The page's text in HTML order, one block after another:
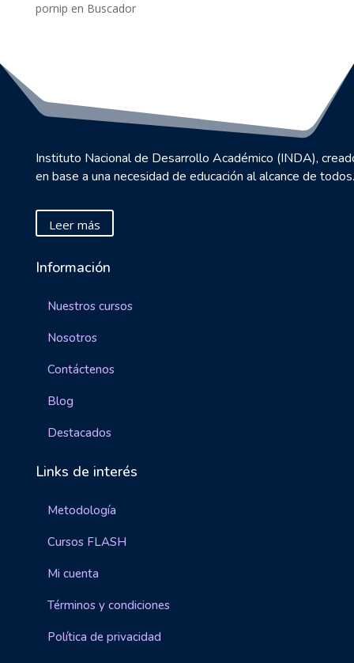
pornip en Buscador
Instituto Nacional de Desarrollo Académico (INDA),
en base a una necesidad de educación al alcance de todos.
Leer más
Información
Nuestros cursos
Nosotros
Contáctenos
Blog
Destacados
Links de interés
Metodología
Cursos FLASH
Mi cuenta
Términos y condiciones
Política de privacidad